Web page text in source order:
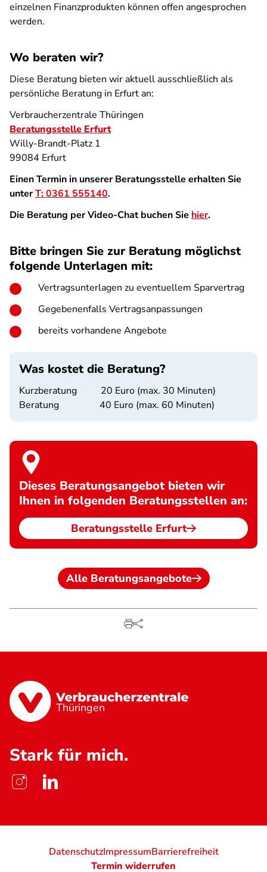
einzelnen Finanzprodukten können offen angesprochen
werden.
Wo beraten wir?
Diese Beratung bieten wir aktuell ausschließlich als
persönliche Beratung in Erfurt an:
Verbraucherzentrale Thüringen
Beratungsstelle Erfurt
Willy-Brandt-Platz 1
99084 Erfurt
Einen Termin in unserer Beratungsstelle erhalten Sie
unterT: 0361 555140.
Die Beratung per Video-Chat buchen Sie hier.
Bitte bringen Sie zur Beratung möglichst
folgende Unterlagen mit:
Vertragsunterlagen zu eventuellem Sparvertrag
Gegebenenfalls Vertragsanpassungen
bereits vorhandene Angebote
Was kostet die Beratung?
Kurzberatung 20 Euro (max. 30 Minuten)
Beratung 40 Euro (max. 60 Minuten)
Dieses Beratungsangebot bieten wir
Ihnen in folgenden Beratungsstellen an:
Beratungsstelle Erfurt
Alle Beratungsangebote
Thüringen
Stark für mich.
DatenschutzImpressumBarrierefreiheit
Termin widerrufen